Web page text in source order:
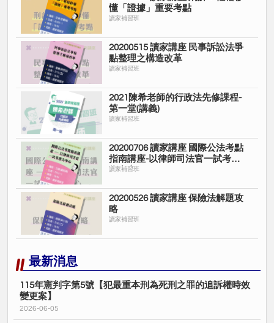
懂「證據」重要考點
讀家補習班
20200515 讀家講座 民事訴訟法爭
點整理之構造改革
讀家補習班
2021陳希老師的行政法先修課程-
第一堂(講義)
讀家補習班
20200706 讀家講座 國際公法考點
指南講座-以律師司法官一試考題
為中心
讀家補習班
20200526 讀家講座 保險法解題攻
略
讀家補習班
最新消息
115年憲判字第5號【犯最重本刑為死刑之罪的追訴權時效
變更案】
2026-06-05